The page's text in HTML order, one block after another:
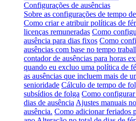
Configurações de ausências
Sobre as configurações de tempo
Como criar e atribuir políticas de
licenças remuneradas Como
ausência para dias fixos Como
ausências com base no tempo
contador de ausências para horas
quando eu excluo uma política de
as ausências que incluem mais de
senioridade Cálculo de tempo de
subsídios de folga Como configurar
dias de ausência Ajustes manuais
ausência. Como adicionar feriados